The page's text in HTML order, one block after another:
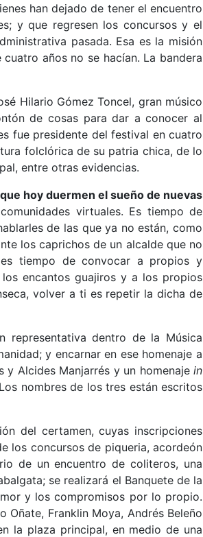
han dejado de tener el encuentro
y que regresen los concursos y el
pasada. Esa es la misión
años no se hacían. La bandera
Hilario Gómez Toncel, gran músico
de cosas para dar a conocer al
fue presidente del festival en cuatro
folclórica de su patria chica, de lo
entre otras evidencias.
hoy duermen el sueño de nuevas
virtuales. Es tiempo de
de las que ya no están, como
los caprichos de un alcalde que no
tiempo de convocar a propios y
encantos guajiros y a los propios
volver a ti es repetir la dicha de
representativa dentro de la Música
y encarnar en ese homenaje a
y Alcides Manjarrés y un homenaje in
nombres de los tres están escritos
del certamen, cuyas inscripciones
los concursos de piqueria, acordeón
de un encuentro de coliteros, una
se realizará el Banquete de la
y los compromisos por lo propio.
Franklin Moya, Andrés Beleño
la plaza principal, en medio de una